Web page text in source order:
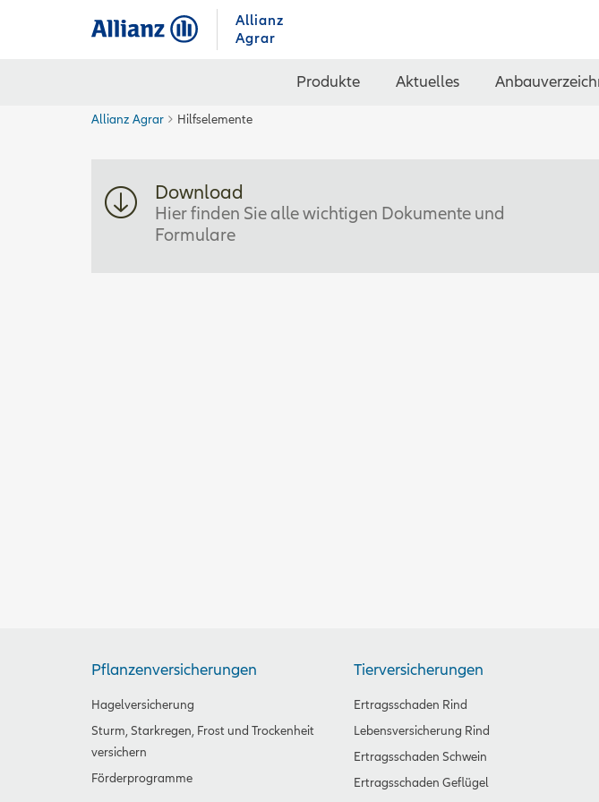
Allianz
Agrar
Produkte Aktuelles
Allianz Agrar Hilfselemente
Download
Hier finden Sie alle wichtigen Dokumente und
Formulare
Pflanzenversicherungen
Hagelversicherung
Sturm, Starkregen, Frost und Trockenheit
versichern
Förderprogramme
Tierversicherungen
Ertragsschaden Rind
Lebensversicherung Rind
Ertragsschaden Schwein
Ertragsschaden Geflügel